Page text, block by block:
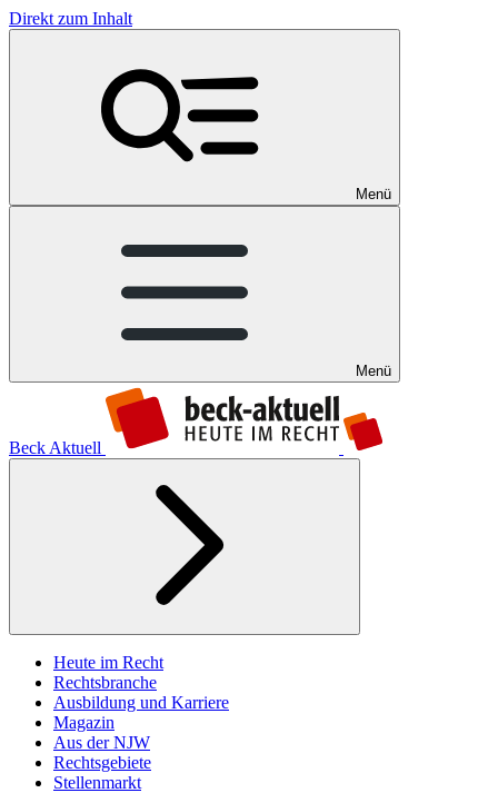
Direkt zum Inhalt
Menü
Menü
Beck Aktuell
Heute im Recht
Rechtsbranche
Ausbildung und Karriere
Magazin
Aus der NJW
Rechtsgebiete
Stellenmarkt